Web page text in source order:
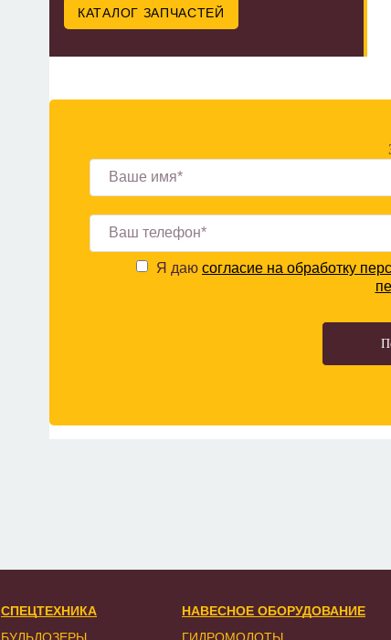
КАТАЛОГ ЗАПЧАСТЕЙ
Я даю согласие на обработку
СПЕЦТЕХНИКА
БУЛЬДОЗЕРЫ
НАВЕСНОЕ ОБОРУДОВАНИЕ
ГИДРОМОЛОТЫ